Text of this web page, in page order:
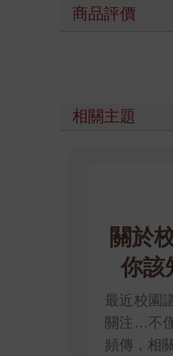
商品評價
相關主題
關於
你該
最近校園
關注…不
頻傳，相